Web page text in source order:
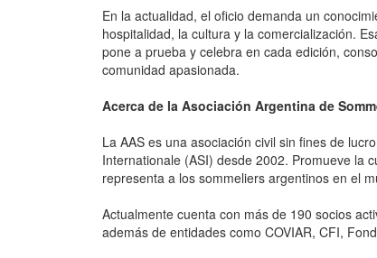
En la actualidad, el oficio demanda un
hospitalidad, la cultura y la comercialización.
pone a prueba y celebra en cada edición,
comunidad apasionada.
Acerca de la Asociación Argentina de
La AAS es una asociación civil sin fines de
Internationale (ASI) desde 2002. Promueve la
representa a los sommeliers argentinos en el
Actualmente cuenta con más de 190 socios
además de entidades como COVIAR, CFI,